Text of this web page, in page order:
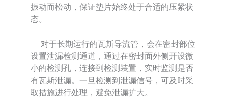
振动而松动，保证垫片始终处于合适的压紧状
态。
对于长期运行的瓦斯导流管，会在密封部位
设置泄漏检测通道，通过在密封面外侧开设微
小的检测孔，连接到检测装置，实时监测是否
有瓦斯泄漏。一旦检测到泄漏信号，可及时采
取措施进行处理，避免泄漏扩大。